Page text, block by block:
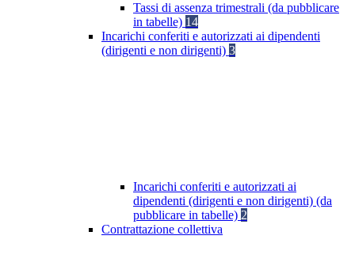
Tassi di assenza trimestrali (da pubblicare
in tabelle) 14
Incarichi conferiti e autorizzati ai dipendenti
(dirigenti e non dirigenti) 3
Incarichi conferiti e autorizzati ai
dipendenti (dirigenti e non dirigenti) (da
pubblicare in tabelle) 2
Contrattazione collettiva